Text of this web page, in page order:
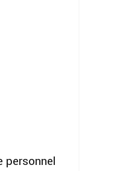
personnel